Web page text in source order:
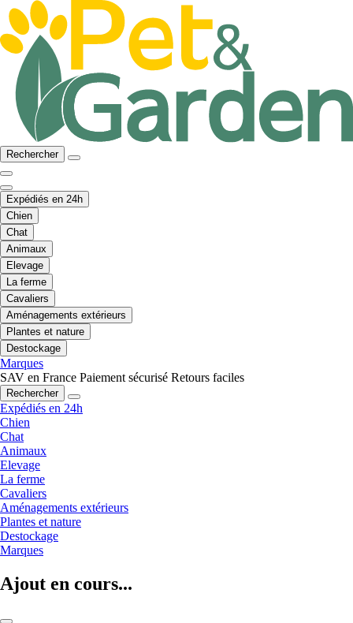
Rechercher
Expédiés en 24h
Chien
Chat
Animaux
Elevage
La ferme
Cavaliers
Aménagements extérieurs
Plantes et nature
Destockage
Marques
SAV en France Paiement sécurisé Retours faciles
Rechercher
Expédiés en 24h
Chien
Chat
Animaux
Elevage
La ferme
Cavaliers
Aménagements extérieurs
Plantes et nature
Destockage
Marques
Ajout en cours...